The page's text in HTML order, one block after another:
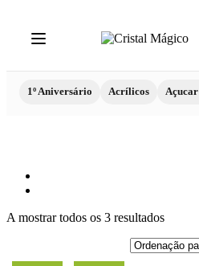
1º Aniversário Acrílicos
A mostrar todos os 3 resultados